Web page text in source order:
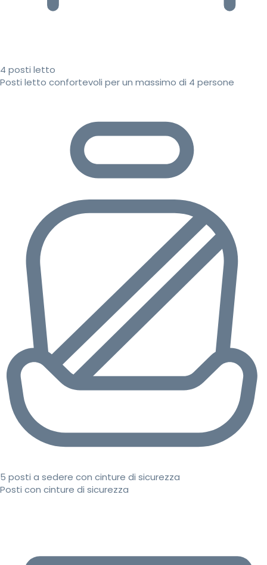
4 posti letto
Posti letto confortevoli per un massimo di 4 persone
5 posti a sedere con cinture di sicurezza
Posti con cinture di sicurezza